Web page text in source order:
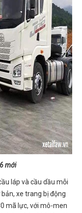
mới
láp và cầu dầu mỗi
xe trang bị động
mã lực, với mô-men